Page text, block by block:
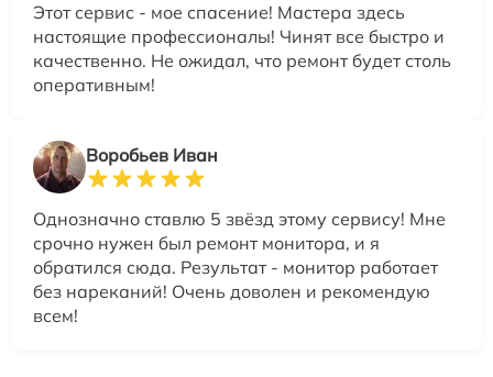
Этот сервис - мое спасение! Мастера здесь
настоящие профессионалы! Чинят все быстро и
качественно. Не ожидал, что ремонт будет столь
оперативным!
Воробьев Иван
Однозначно ставлю 5 звёзд этому сервису! Мне
срочно нужен был ремонт монитора, и я
обратился сюда. Результат - монитор работает
без нареканий! Очень доволен и рекомендую
всем!